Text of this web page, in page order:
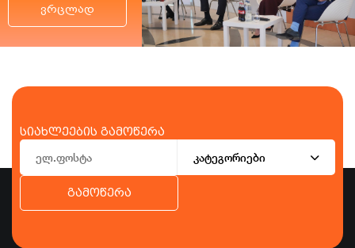
ვრცლად
სიახლეების გამოწერა
კატეგორიები
გამოწერა